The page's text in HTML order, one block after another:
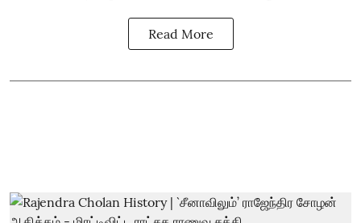
Read More